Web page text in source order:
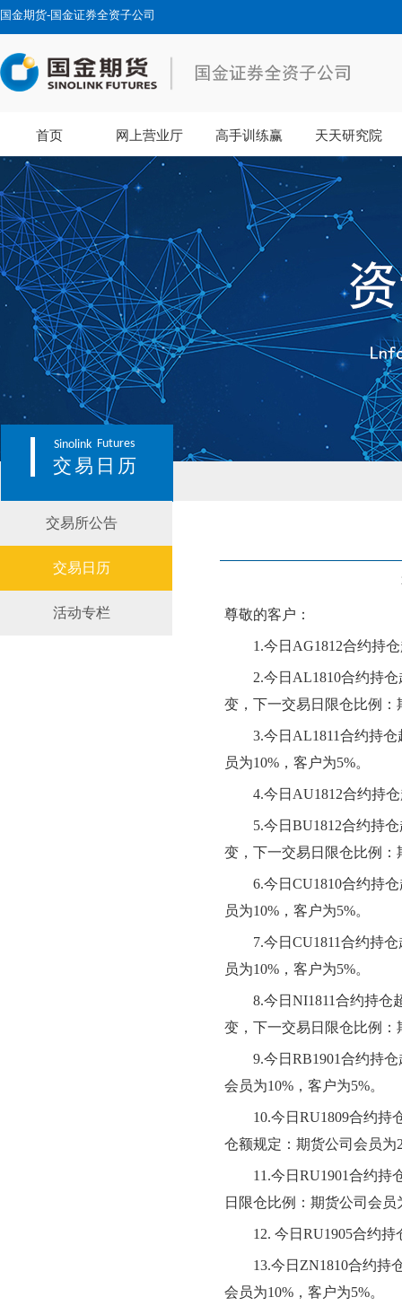
国金期货-国金证券全资子公司
首页 网上营业厅 高手训练赢 天天研究院
Sinolink Futures
交易日历
交易所公告
交易日历
活动专栏 尊敬的客户：
1.今日AG1812合约持
2.今日AL1810合约持
变，下一交易日限仓比例：
3.今日AL1811合约持
员为10%，客户为5%。
4.今日AU1812合约持
5.今日BU1812合约持
变，下一交易日限仓比例
6.今日CU1810合约持
员为10%，客户为5%。
7.今日CU1811合约持
员为10%，客户为5%。
8.今日NI1811合约持仓
变，下一交易日限仓比例：
9.今日RB1901合约持
会员为10%，客户为5%。
10.今日RU1809合约持
仓额规定：期货公司会员为
11.今日RU1901合约持
日限仓比例：期货公司会员
12. 今日RU1905合约
13.今日ZN1810合约持
会员为10%，客户为5%。